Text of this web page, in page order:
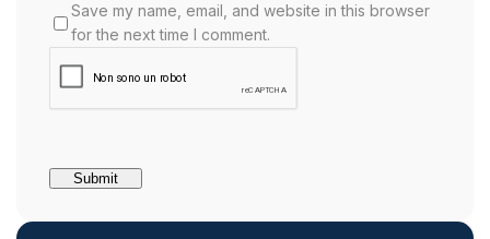
Save my name, email, and website in this browser
for the next time I comment.